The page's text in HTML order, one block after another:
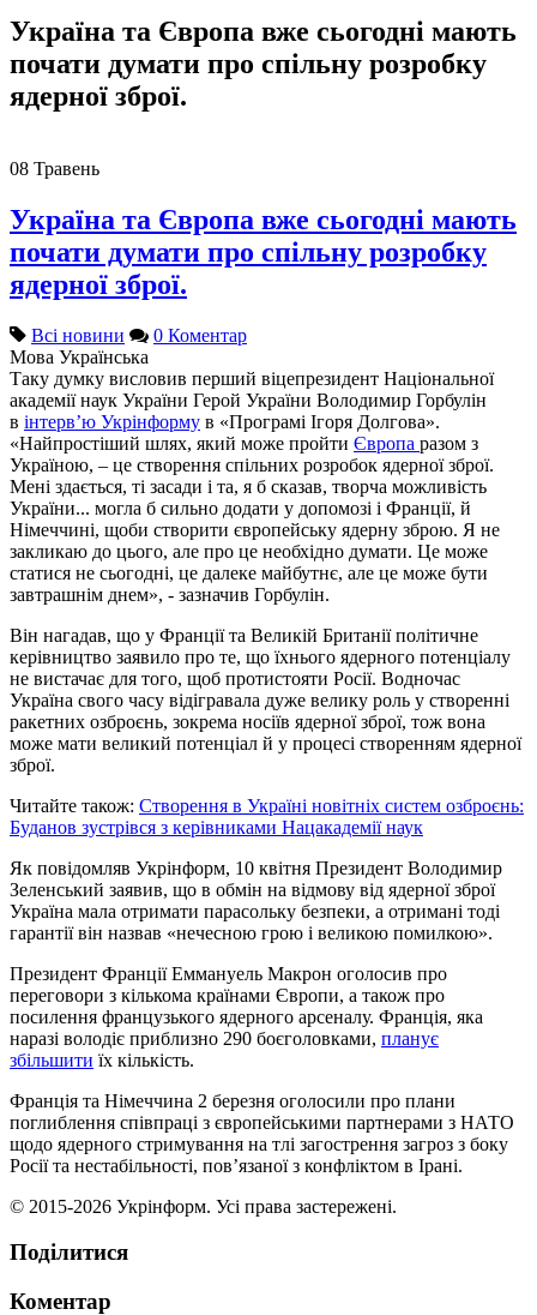
Україна та Європа вже сьогодні мають
почати думати про спільну розробку
ядерної зброї.
08 Травень
Україна та Європа вже сьогодні мають
почати думати про спільну розробку
ядерної зброї.
Всі новини
0 Коментар
Мова Українська
Таку думку висловив перший віцепрезидент Національної
академії наук України Герой України Володимир Горбулін
в інтерв’ю Укрінформу в «Програмі Ігоря Долгова».
«Найпростіший шлях, який може пройти Європа разом з
Україною, – це створення спільних розробок ядерної зброї.
Мені здається, ті засади і та, я б сказав, творча можливість
України... могла б сильно додати у допомозі і Франції, й
Німеччині, щоби створити європейську ядерну зброю. Я не
закликаю до цього, але про це необхідно думати. Це може
статися не сьогодні, це далеке майбутнє, але це може бути
завтрашнім днем», - зазначив Горбулін.
Він нагадав, що у Франції та Великій Британії політичне
керівництво заявило про те, що їхнього ядерного потенціалу
не вистачає для того, щоб протистояти Росії. Водночас
Україна свого часу відігравала дуже велику роль у створенні
ракетних озброєнь, зокрема носіїв ядерної зброї, тож вона
може мати великий потенціал й у процесі створенням ядерної
зброї.
Читайте також: Створення в Україні новітніх систем озброєнь:
Буданов зустрівся з керівниками Нацакадемії наук
Як повідомляв Укрінформ, 10 квітня Президент Володимир
Зеленський заявив, що в обмін на відмову від ядерної зброї
Україна мала отримати парасольку безпеки, а отримані тоді
гарантії він назвав «нечесною грою і великою помилкою».
Президент Франції Еммануель Макрон оголосив про
переговори з кількома країнами Європи, а також про
посилення французького ядерного арсеналу. Франція, яка
наразі володіє приблизно 290 боєголовками, планує
збільшити їх кількість.
Франція та Німеччина 2 березня оголосили про плани
поглиблення співпраці з європейськими партнерами з НАТО
щодо ядерного стримування на тлі загострення загроз з боку
Росії та нестабільності, пов’язаної з конфліктом в Ірані.
© 2015-2026 Укрінформ. Усі права застережені.
Поділитися
Коментар